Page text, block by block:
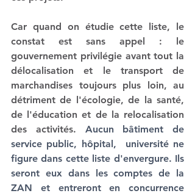
Car quand on étudie cette liste, le
constat est sans appel :
le
gouvernement privilégie avant tout la
délocalisation et le transport de
marchandises toujours plus loin, au
détriment de l'écologie, de la santé,
de l'éducation et de la relocalisation
des activités. Aucun bâtiment de
service public, hôpital,  université ne
figure dans cette liste d'envergure. I ls
seront eux dans les comptes de la
ZAN et entreront en concurrence